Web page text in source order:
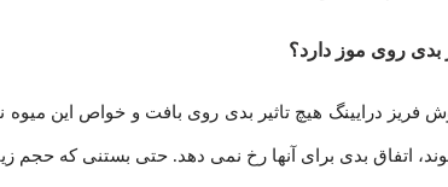
فریز درایینگ هیچ تاثیر بدی روی بافت و خواص این میوه
اتفاق بدی برای آنها رخ نمی دهد. حتی بستنی که حجم